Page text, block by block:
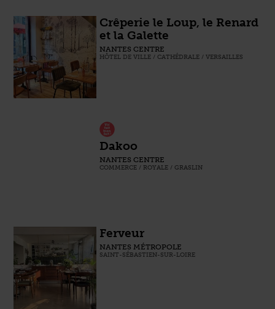
Crêperie le Loup, le Renard
et la Galette
NANTES CENTRE
HÔTEL DE VILLE / CATHÉDRALE / VERSAILLES
Dakoo
NANTES CENTRE
COMMERCE / ROYALE / GRASLIN
Ferveur
NANTES MÉTROPOLE
SAINT-SÉBASTIEN-SUR-LOIRE